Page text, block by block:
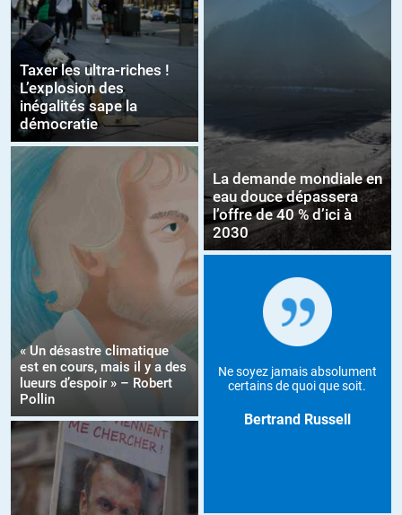
Taxer les ultra-riches !
L’explosion des
inégalités sape la
démocratie
« Un désastre climatique
est en cours, mais il y a des
lueurs d’espoir » – Robert
Pollin
La demande mondiale en
eau douce dépassera
l’offre de 40 % d’ici à
2030
Ne soyez jamais absolument
certains de quoi que soit.
Bertrand Russell